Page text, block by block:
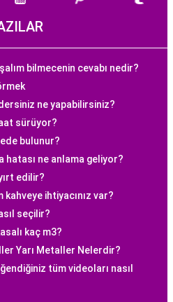
bilmecenin cevabı nedir?
ne yapabilirsiniz?
sürüyor?
bulunur?
hatası ne anlama geliyor?
edilir?
ihtiyacınız var?
seçilir?
kaç m3?
Yarı Metaller Nelerdir?
tüm videoları nasıl